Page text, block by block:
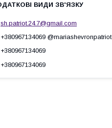
sh.patriot.24.7@gmail.com
+380967134069 @mariashevronpatriot
+380967134069
+380967134069